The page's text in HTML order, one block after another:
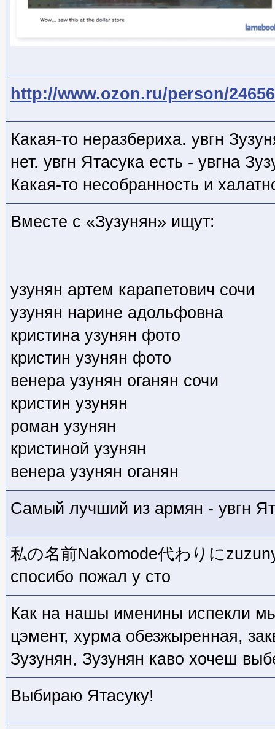
http://www.ozon.ru/person/
Какая-то неразбериха. увгн
нет. увгн Ятасука есть - увгна
Какая-то несобранность и
Вместе с «Зузунян» ищут:
узунян артем карапетович сочи
узунян нарине адольфовна
кристина узунян фото
кристин узунян фото
венера узунян оганян сочи
кристин узунян
роман узунян
кристиной узунян
венера узунян оганян
Самый лучший из армян - увгн
私の名前Nakomode代わりに
спосибо пожал у сто
Как на нашы именины испекли
цэмент, хурма обезжыренная,
Зузунян, Зузунян каво хочеш
Выбираю Ятасуку!